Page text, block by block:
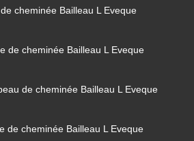
cheminée Bailleau L Eveque
de cheminée Bailleau L Eveque
de cheminée Bailleau L Eveque
de cheminée Bailleau L Eveque